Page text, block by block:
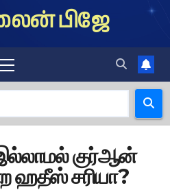
பிஜே
குர்ஆன்
ஹதீஸ் சரியா?